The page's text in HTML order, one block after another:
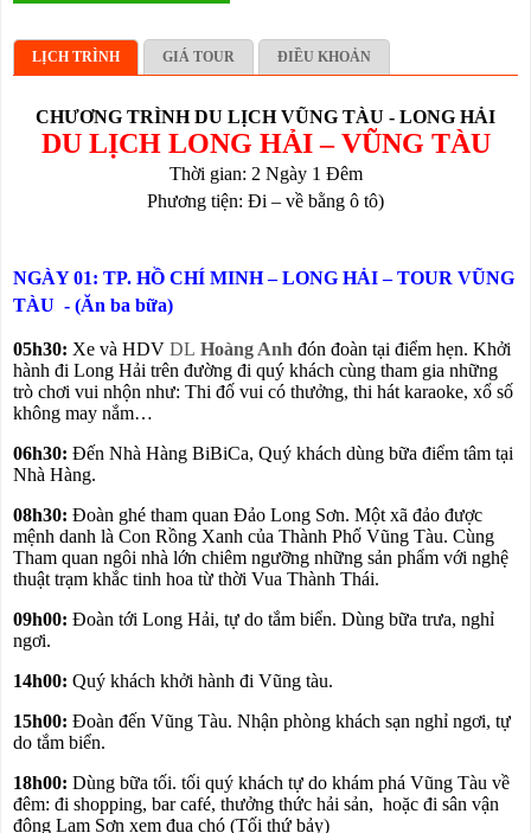
LỊCH TRÌNH GIÁ TOUR ĐIỀU KHOẢN
CHƯƠNG TRÌNHDU LỊCH VŨNG TÀU - LONG HẢI
DU LỊCH LONG HẢI– VŨNG TÀU
Thời gian: 2 Ngày 1 Đêm
Phương tiện: Đi – về bằng ô tô)
NGÀY 01: TP. HỒ CHÍ MINH – LONG HẢI–TOUR VŨNG
TÀU - (Ăn ba bữa)
05h30: Xe và HDV DL Hoàng Anh đón đoàn tại điểm hẹn. Khởi
hành đi Long Hải trên đường đi quý khách cùng tham gia những
trò chơi vui nhộn như: Thi đố vui có thưởng, thi hát karaoke, xổ số
không may nắm…
06h30: Đến Nhà Hàng BiBiCa, Quý khách dùng bữa điểm tâm tại
Nhà Hàng.
08h30: Đoàn ghé tham quan Đảo Long Sơn. Một xã đảo được
mệnh danh là Con Rồng Xanh của Thành Phố Vũng Tàu. Cùng
Tham quan ngôi nhà lớn chiêm ngưỡng những sản phẩm với nghệ
thuật trạm khắc tinh hoa từ thời Vua Thành Thái.
09h00: Đoàn tới Long Hải, tự do tắm biển. Dùng bữa trưa, nghỉ
ngơi.
14h00: Quý khách khởi hành đi Vũng tàu.
15h00: Đoàn đến Vũng Tàu. Nhận phòng khách sạn nghỉ ngơi, tự
do tắm biển.
18h00: Dùng bữa tối. tối quý khách tự do khám phá Vũng Tàu về
đêm: đi shopping, bar café, thưởng thức hải sản, hoặc đi sân vận
động Lam Sơn xem đua chó (Tối thứ bảy)